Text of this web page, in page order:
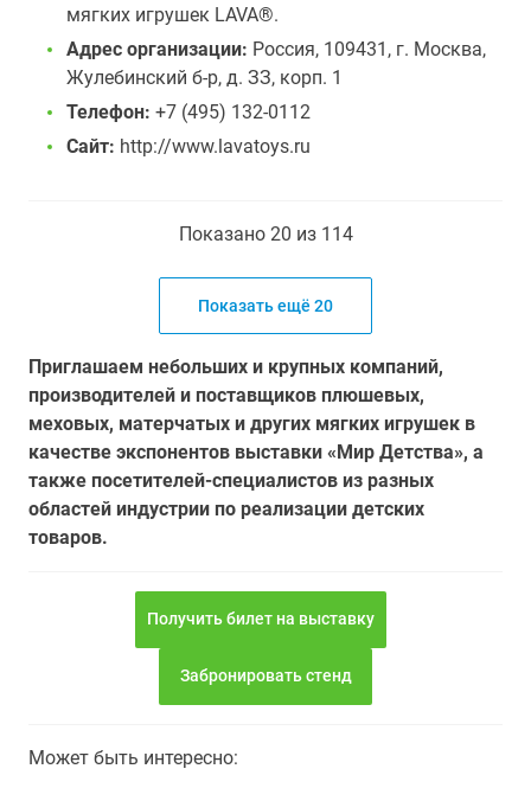
мягких игрушек LAVA®.
Адрес организации: Россия, 109431, г. Москва,
Жулебинский б-р, д. ЗЗ, корп. 1
Телефон: +7 (495) 132-0112
Сайт: http://www.lavatoys.ru
Показано 20 из 114
Показать ещё 20
Приглашаем небольших и крупных компаний,
производителей и поставщиков плюшевых,
меховых, матерчатых и других мягких игрушек в
качестве экспонентов выставки «Мир Детства», а
также посетителей-специалистов из разных
областей индустрии по реализации детских
товаров.
Получить билет на выставку
Забронировать стенд
Может быть интересно: